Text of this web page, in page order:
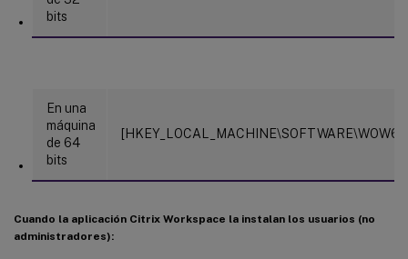
bits
En una
máquina
de 64
bits
Cuando la aplicación Citrix Workspace la instalan los usuarios (no
administradores):